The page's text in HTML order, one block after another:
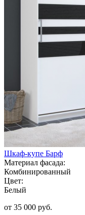
Шкаф-купе Барф
Материал фасада:
Комбинированный
Цвет:
Белый
от 35 000 руб.